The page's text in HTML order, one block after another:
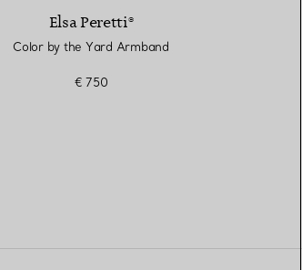
Elsa Peretti®
Color by the Yard Armband
€ 750